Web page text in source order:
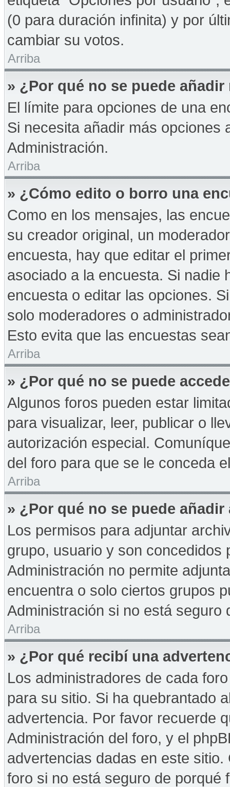
(0 para duración infinita) y por
cambiar su votos.
Arriba
» ¿Por qué no se puede
El límite para opciones de una
Si necesita añadir más opciones
Administración.
Arriba
» ¿Cómo edito o borro una
Como en los mensajes, las
su creador original, un
encuesta, hay que editar el
asociado a la encuesta. Si nadie
encuesta o editar las opciones.
solo moderadores o
Esto evita que las encuestas
Arriba
» ¿Por qué no se puede
Algunos foros pueden estar
para visualizar, leer, publicar o
autorización especial.
del foro para que se le conceda
Arriba
» ¿Por qué no se puede
Los permisos para adjuntar
grupo, usuario y son concedidos
Administración no permite
encuentra o solo ciertos grupos
Administración si no está seguro
Arriba
» ¿Por qué recibí una
Los administradores de cada
para su sitio. Si ha quebrantado
advertencia. Por favor recuerde
Administración del foro, y el
advertencias dadas en este
foro si no está seguro de porqué